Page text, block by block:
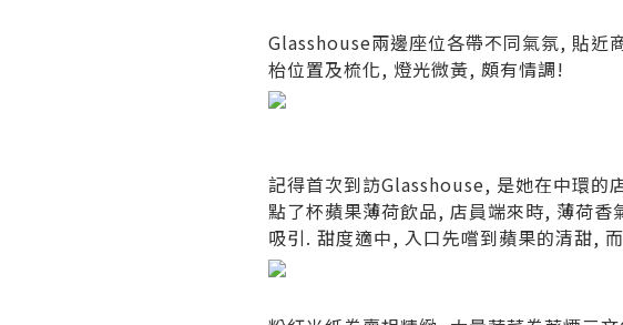
Glasshouse兩邊座位各帶不同氣氛, 貼近
枱位置及梳化, 燈光微黃, 頗有情調!
記得首次到訪Glasshouse, 是她在中環的
點了杯蘋果薄荷飲品, 店員端來時, 薄荷香
吸引. 甜度適中, 入口先嚐到蘋果的清甜,